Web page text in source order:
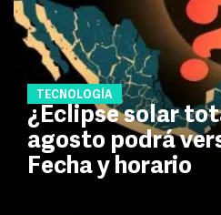
TECNOLOGÍA
¿Eclipse solar
agosto podrá
Fecha y horario